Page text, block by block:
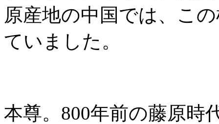
原産地の中国では、こ
ていました。
本尊。800年前の藤原時